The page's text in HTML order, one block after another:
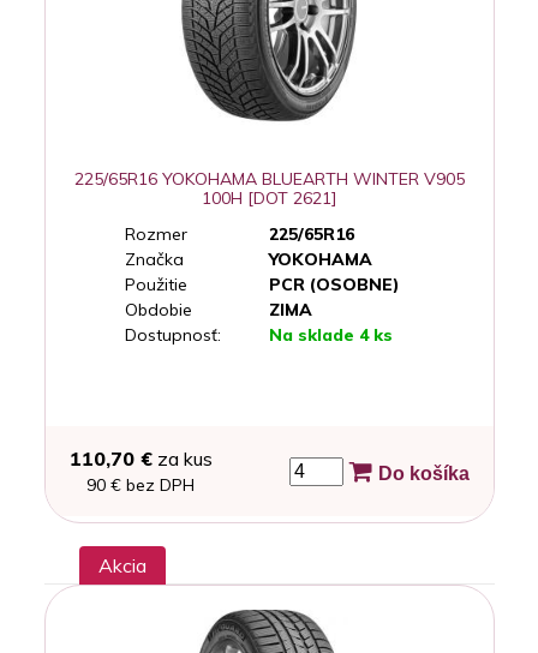
225/65R16 YOKOHAMA BLUEARTH WINTER V905
100H [DOT 2621]
Rozmer
225/65R16
Značka
YOKOHAMA
Použitie
PCR (OSOBNE)
Obdobie
ZIMA
Dostupnosť:
Na sklade 4 ks
110,70 €za kus
90 € bez DPH
Do košíka
Akcia